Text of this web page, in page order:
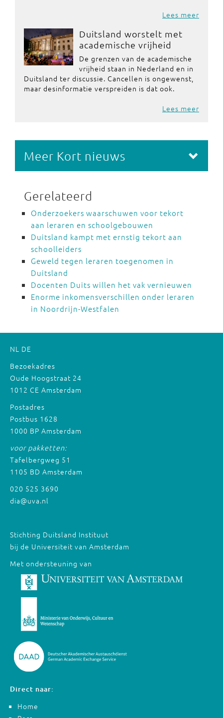
Lees meer
Duitsland worstelt met
academische vrijheid
De grenzen van de academische
vrijheid staan in Nederland en in
Duitsland ter discussie. Cancellen is ongewenst,
maar desinformatie verspreiden is dat ook.
Lees meer
Meer Kort nieuws
Gerelateerd
Onderzoekers waarschuwen voor tekort
aan leraren en schoolgebouwen
Duitsland kampt met ernstig tekort aan
schoolleiders
Geweld tegen leraren toegenomen in
Duitsland
Docenten Duits willen het vak vernieuwen
Enorme inkomensverschillen onder leraren
in Noordrijn-Westfalen
NL DE
Bezoekadres
Oude Hoogstraat 24
1012 CE Amsterdam
Postadres
Postbus 1628
1000 BP Amsterdam
voor pakketten:
Tafelbergweg 51
1105 BD Amsterdam
020 525 3690
dia@uva.nl
Stichting Duitsland Instituut
bij de Universiteit van Amsterdam
Met ondersteuning van
Direct naar:
Home